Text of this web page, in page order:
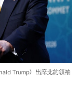
Trump）出席北約領袖